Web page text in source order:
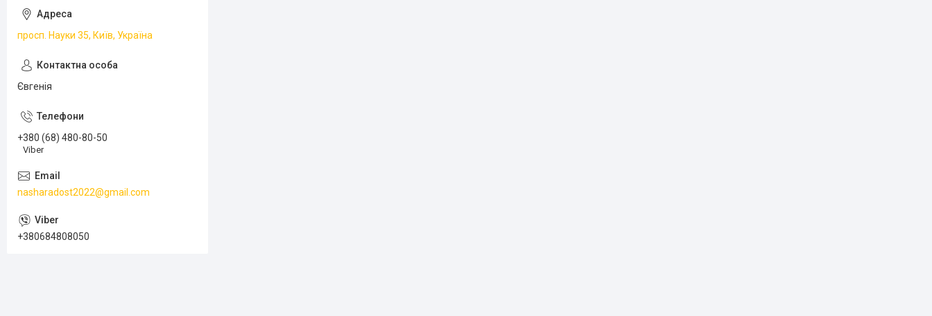
просп. Науки 35, Київ, Україна
Євгенія
+380 (68) 480-80-50
Viber
nasharadost2022@gmail.com
+380684808050